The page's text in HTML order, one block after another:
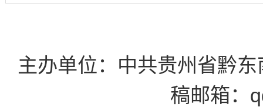
主办单位：中共贵州省黔
稿邮箱：